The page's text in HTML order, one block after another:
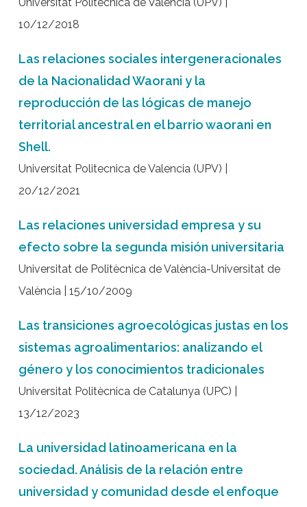
10/12/2018
Las relaciones sociales intergeneracionales
de la Nacionalidad Waorani y la
reproducción de las lógicas de manejo
territorial ancestral en el barrio waorani en
Shell.
Universitat Politecnica de Valencia (UPV) |
20/12/2021
Las relaciones universidad empresa y su
efecto sobre la segunda misión universitaria
Universitat de Politècnica de València-Universitat de
València | 15/10/2009
Las transiciones agroecológicas justas en los
sistemas agroalimentarios: analizando el
género y los conocimientos tradicionales
Universitat Politècnica de Catalunya (UPC) |
13/12/2023
La universidad latinoamericana en la
sociedad. Análisis de la relación entre
universidad y comunidad desde el enfoque